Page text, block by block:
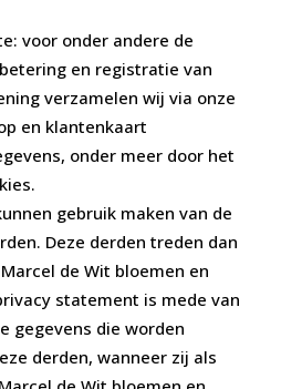
voor onder andere de
en registratie van
verzamelen wij via onze
en klantenkaart
onder meer door het
gebruik maken van de
Deze derden treden dan
de Wit bloemen en
statement is mede van
gegevens die worden
derden, wanneer zij als